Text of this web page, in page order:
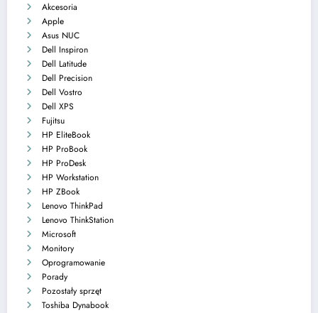
Akcesoria
Apple
Asus NUC
Dell Inspiron
Dell Latitude
Dell Precision
Dell Vostro
Dell XPS
Fujitsu
HP EliteBook
HP ProBook
HP ProDesk
HP Workstation
HP ZBook
Lenovo ThinkPad
Lenovo ThinkStation
Microsoft
Monitory
Oprogramowanie
Porady
Pozostały sprzęt
Toshiba Dynabook